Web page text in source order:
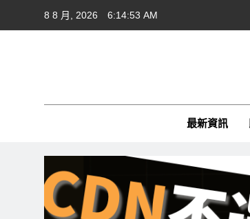
8 8 月, 2026 6:14:54 AM
最新資訊